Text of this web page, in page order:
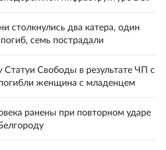
столкнулись два катера, один
семь пострадали
Свободы в результате ЧП с
женщина с младенцем
ранены при повторном ударе